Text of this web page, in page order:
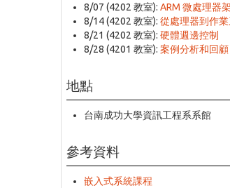
8/07 (4202 教室): ARM 微處理器
8/14 (4202 教室): 從處理器到作
8/21 (4202 教室): 硬體週邊控制
8/28 (4201 教室): 案例分析和回顧
地點
台南成功大學資訊工程系系館
參考資料
嵌入式系統課程